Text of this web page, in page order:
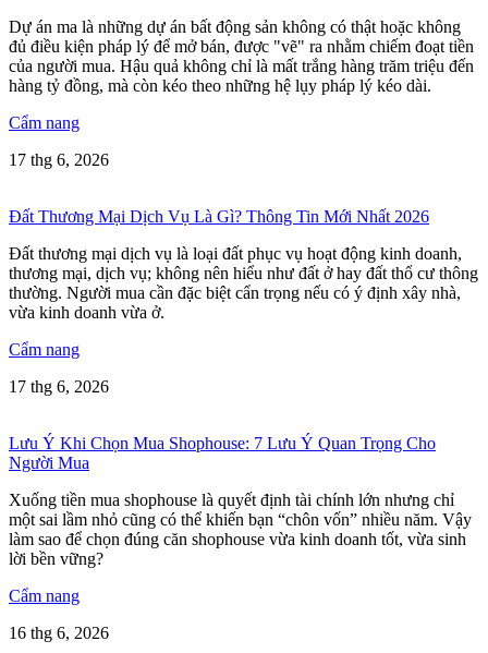
Dự án ma là những dự án bất động sản không có thật hoặc không
đủ điều kiện pháp lý để mở bán, được "vẽ" ra nhằm chiếm đoạt tiền
của người mua. Hậu quả không chỉ là mất trắng hàng trăm triệu đến
hàng tỷ đồng, mà còn kéo theo những hệ lụy pháp lý kéo dài.
Cẩm nang
17 thg 6, 2026
Đất Thương Mại Dịch Vụ Là Gì? Thông Tin Mới Nhất 2026
Đất thương mại dịch vụ là loại đất phục vụ hoạt động kinh doanh,
thương mại, dịch vụ; không nên hiểu như đất ở hay đất thổ cư thông
thường. Người mua cần đặc biệt cẩn trọng nếu có ý định xây nhà,
vừa kinh doanh vừa ở.
Cẩm nang
17 thg 6, 2026
Lưu Ý Khi Chọn Mua Shophouse: 7 Lưu Ý Quan Trọng Cho
Người Mua
Xuống tiền mua shophouse là quyết định tài chính lớn nhưng chỉ
một sai lầm nhỏ cũng có thể khiến bạn “chôn vốn” nhiều năm. Vậy
làm sao để chọn đúng căn shophouse vừa kinh doanh tốt, vừa sinh
lời bền vững?
Cẩm nang
16 thg 6, 2026